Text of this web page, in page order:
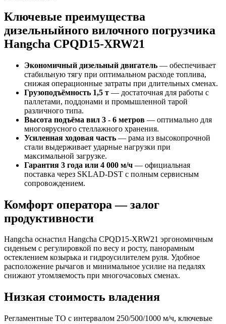
Ключевые преимущества
дизельныйного вилочного погрузчика
Hangcha CPQD15-XRW21
Экономичный дизельный двигатель — обеспечивает
стабильную тягу при оптимальном расходе топлива,
снижая операционные затраты при длительных сменах.
Грузоподъёмность 1,5 т — достаточная для работы с
паллетами, поддонами и промышленной тарой
различного типа.
Высота подъёма вил 3 - 6 метров — оптимально для
многоярусного стеллажного хранения.
Усиленная ходовая часть — рама из высокопрочной
стали выдерживает ударные нагрузки при
максимальной загрузке.
Гарантия 3 года или 4 000 м/ч — официальная
поставка через SKLAD‑DST с полным сервисным
сопровождением.
Комфорт оператора — залог
продуктивности
Hangcha оснастил Hangcha CPQD15-XRW21 эргономичным
сиденьем с регулировкой по весу и росту, панорамным
остеклением козырька и гидроусилителем руля. Удобное
расположение рычагов и минимальное усилие на педалях
снижают утомляемость при многочасовых сменах.
Низкая стоимость владения
Регламентные ТО с интервалом 250/500/1000 м/ч, ключевые